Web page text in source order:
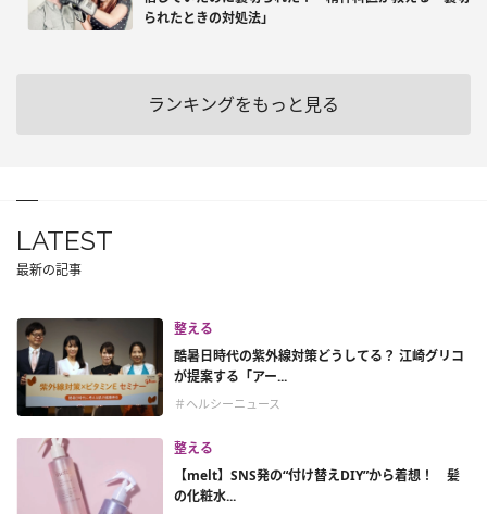
られたときの対処法」
ランキングをもっと見る
LATEST
最新の記事
整える
酷暑日時代の紫外線対策どうしてる？ 江崎グリコ
が提案する「アー...
＃ヘルシーニュース
整える
【melt】SNS発の“付け替えDIY”から着想！ 髪
の化粧水...